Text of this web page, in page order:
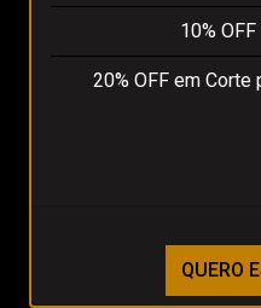
10%
20% OFF em
QUERO